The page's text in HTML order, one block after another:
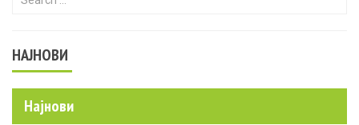
НАЈНОВИ
Најнови